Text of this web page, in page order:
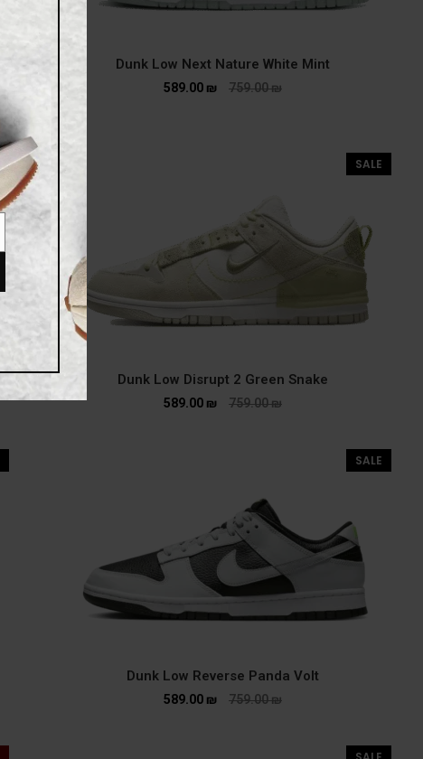
Dunk Low Next Nature White Mint
759.00₪
589.00 ₪
SALE
Dunk Low Disrupt 2 Green Snake
759.00₪
589.00 ₪
SALE
Dunk Low Reverse Panda Volt
759.00₪
589.00 ₪